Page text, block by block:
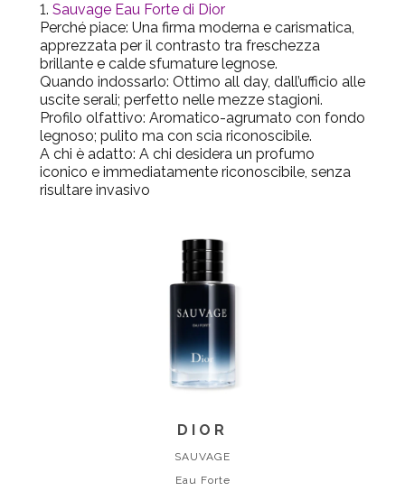
Sauvage Eau Forte di Dior
Perché piace: Una firma moderna e carismatica,
apprezzata per il contrasto tra freschezza
brillante e calde sfumature legnose.
Quando indossarlo: Ottimo all day, dall’ufficio alle
uscite serali; perfetto nelle mezze stagioni.
Profilo olfattivo: Aromatico-agrumato con fondo
legnoso; pulito ma con scia riconoscibile.
A chi è adatto: A chi desidera un profumo
iconico e immediatamente riconoscibile, senza
risultare invasivo
DIOR
SAUVAGE
Eau Forte